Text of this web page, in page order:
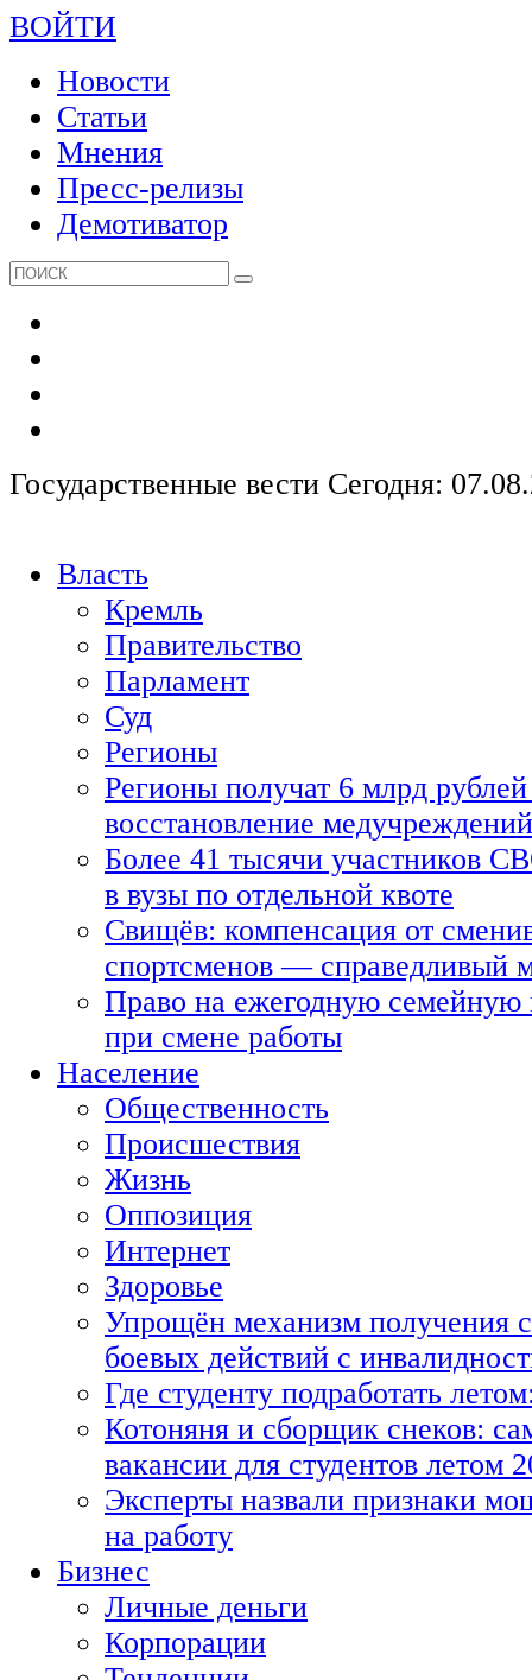
ВОЙТИ
Новости
Статьи
Мнения
Пресс-релизы
Демотиватор
Государственные вести Сегодня:
Власть
Кремль
Правительство
Парламент
Суд
Регионы
Регионы получат 6 млрд рублей
восстановление медучреждений
Более 41 тысячи участников
в вузы по отдельной квоте
Свищёв: компенсация от
спортсменов — справедливый
Право на ежегодную семейную
при смене работы
Население
Общественность
Происшествия
Жизнь
Оппозиция
Интернет
Здоровье
Упрощён механизм получения
боевых действий с
Где студенту подработать
Котоняня и сборщик снеков:
вакансии для студентов летом
Эксперты назвали признаки
на работу
Бизнес
Личные деньги
Корпорации